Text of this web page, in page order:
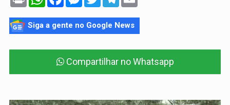
Siga a gente no Google News
Compartilhar no Whatsapp